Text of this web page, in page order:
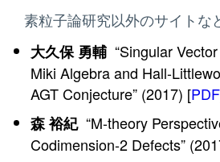
素粒子論研究以外のサイトな
大久保 勇輔“Singular
Miki Algebra and Hall-
AGT Conjecture” (2017) [PDF
森 裕紀“M-theory
Codimension-2 Defects”